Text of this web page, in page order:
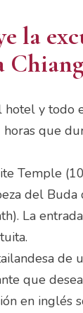
la
hotel y todo
que
Temple
del Buda
La
de
que
en inglés